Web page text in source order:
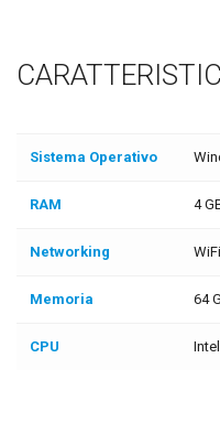
Sistema Operativo
RAM 4
Networking
Memoria 64
CPU